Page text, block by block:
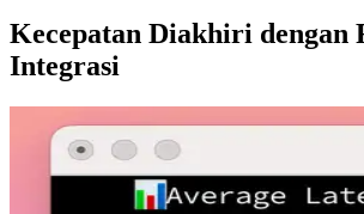
Kecepatan Diakhiri dengan
Integrasi